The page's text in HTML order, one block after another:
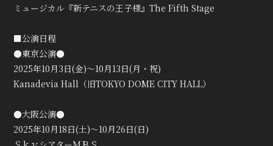
会員登録 ログイン
ミュージカル『新テニスの王子様』The Fifth Stage
■公演日程
●東京公演●
2025年10月3日(金)～10月13日(月・祝)
Kanadevia Hall（旧TOKYO DOME CITY HALL）
●大阪公演●
2025年10月18日(土)～10月26日(日)